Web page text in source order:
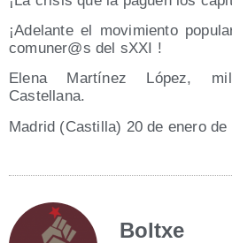
¡Ade­lan­te el movi­mien­to
comuner@s del sXXI !
Ele­na Mar­tí­nez López,
Castellana.
Madrid (Cas­ti­lla) 20 de enero de
Boltxe